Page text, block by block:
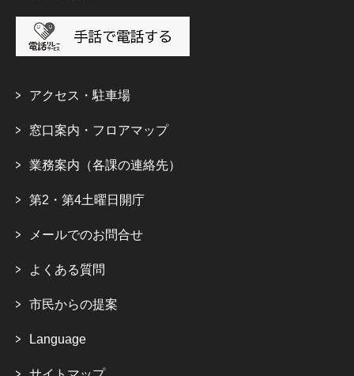
アクセス・駐車場
窓口案内・フロアマップ
業務案内（各課の連絡先）
第2・第4土曜日開庁
メールでのお問合せ
よくある質問
市民からの提案
Language